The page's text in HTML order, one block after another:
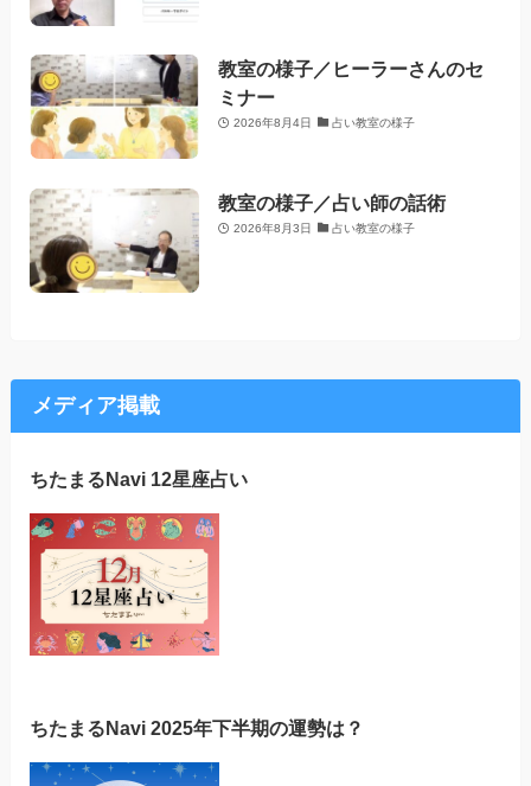
教室の様子／ヒーラーさんのセ
ミナー
2026年8月4日 占い教室の様子
教室の様子／占い師の話術
2026年8月3日 占い教室の様子
メディア掲載
ちたまるNavi 12星座占い
ちたまるNavi 2025年下半期の運勢は？